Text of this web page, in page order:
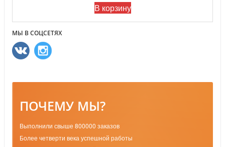
В корзину
МЫ В СОЦСЕТЯХ
ПОЧЕМУ МЫ?
Выполнили свыше 800000 заказов
Более четверти века успешной работы